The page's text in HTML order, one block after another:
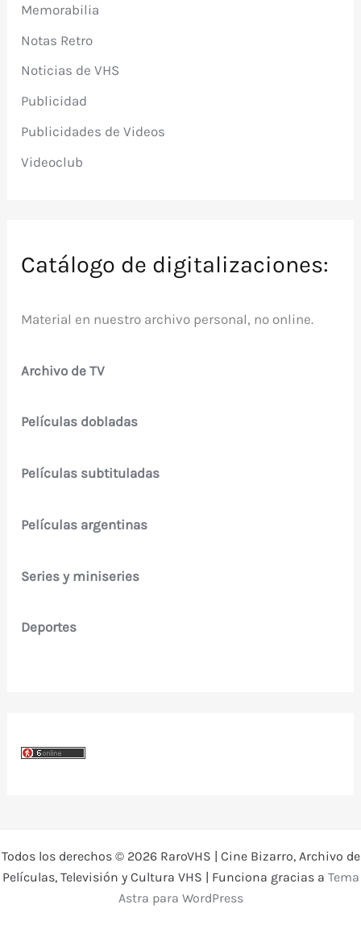
Memorabilia
Notas Retro
Noticias de VHS
Publicidad
Publicidades de Videos
Videoclub
Catálogo de digitalizaciones:
Material en nuestro archivo personal, no online.
Archivo de TV
Películas dobladas
Películas subtituladas
Películas argentinas
Series y miniseries
Deportes
Todos los derechos © 2026 RaroVHS | Cine Bizarro, Archivo de
Películas, Televisión y Cultura VHS | Funciona gracias a Tema
Astra para WordPress